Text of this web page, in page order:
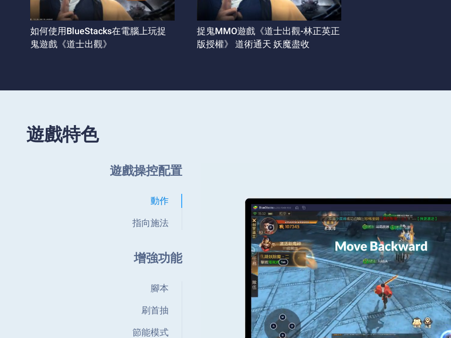
如何使用BlueStacks在電腦上玩捉
鬼遊戲《道士出觀》
捉鬼MMO遊戲《道士出觀-林正英正
版授權》 道術通天 妖魔盡收
遊戲特色
遊戲操控配置
動作
指向施法
增強功能
腳本
刷首抽
節能模式